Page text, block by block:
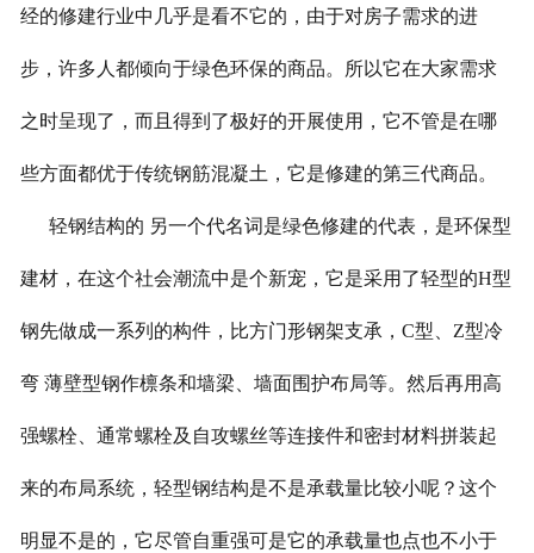
经的修建行业中几乎是看不它的，由于对房子需求的进
步，许多人都倾向于绿色环保的商品。所以它在大家需求
之时呈现了，而且得到了极好的开展使用，它不管是在哪
些方面都优于传统钢筋混凝土，它是修建的第三代商品。
轻钢结构的 另一个代名词是绿色修建的代表，是环保型
建材，在这个社会潮流中是个新宠，它是采用了轻型的H型
钢先做成一系列的构件，比方门形钢架支承，C型、Z型冷
弯 薄壁型钢作檩条和墙梁、墙面围护布局等。然后再用高
强螺栓、通常螺栓及自攻螺丝等连接件和密封材料拼装起
来的布局系统，轻型钢结构是不是承载量比较小呢？这个
明显不是的，它尽管自重强可是它的承载量也点也不小于